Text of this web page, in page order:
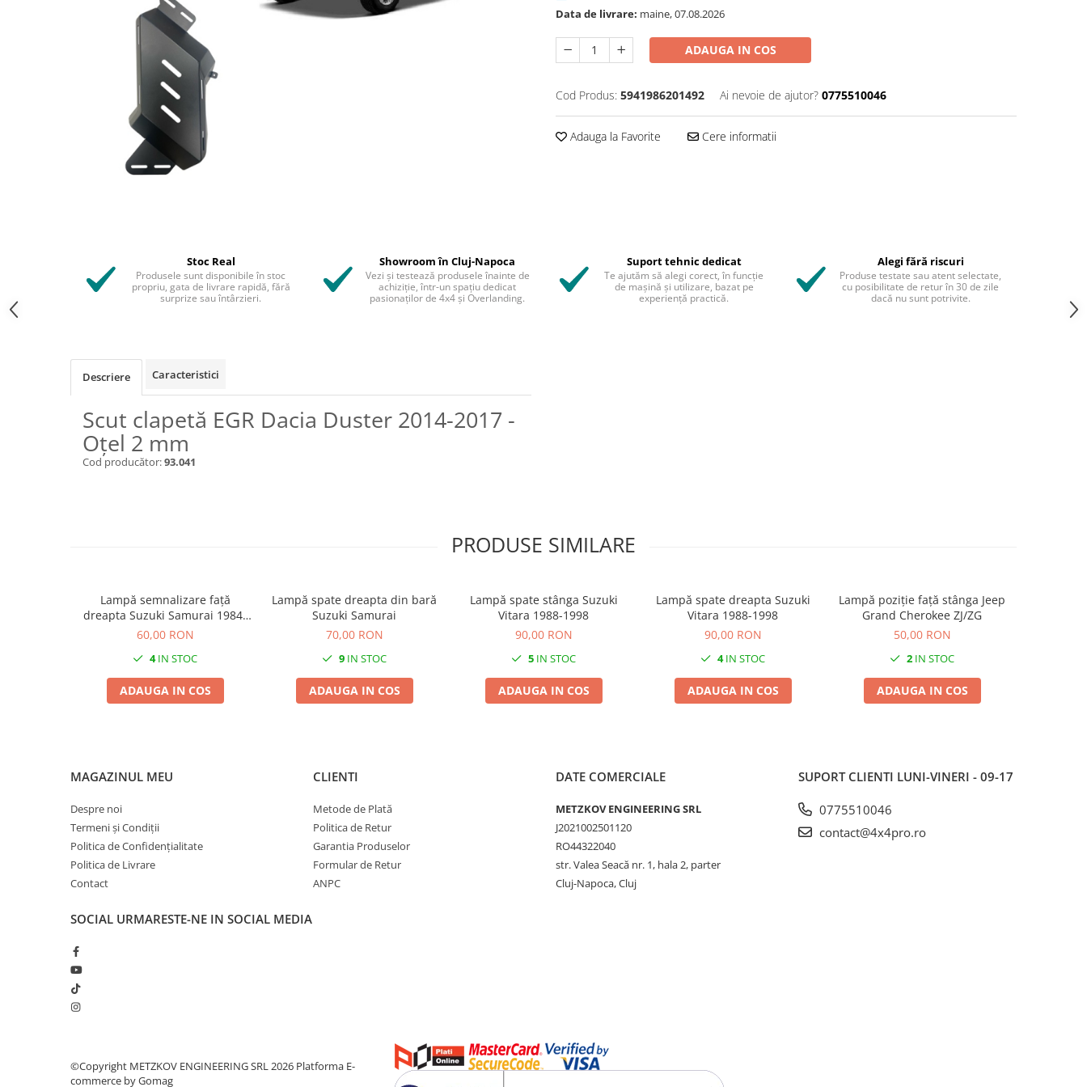
Data de livrare: maine, 07.08.2026
ADAUGA IN COS
Cod Produs: 5941986201492 Ai nevoie de ajutor? 0775510046
Adauga la Favorite Cere informatii
Stoc Real
Produsele sunt disponibile în stoc
propriu, gata de livrare rapidă, fără
surprize sau întârzieri.
Showroom în Cluj-Napoca
Vezi și testează produsele înainte de
achiziție, într-un spațiu dedicat
pasionaților de 4x4 și Overlanding.
Suport tehnic dedicat
Te ajutăm să alegi corect, în funcție
de mașină și utilizare, bazat pe
experiență practică.
Alegi fără riscuri
Produse testate sau atent selectate,
cu posibilitate de retur în 30 de zile
dacă nu sunt potrivite.
Descriere Caracteristici
Scut clapetă EGR Dacia Duster 2014-2017 -
Oțel 2 mm
Cod producător:93.041
PRODUSE SIMILARE
Lampă semnalizare față
dreapta Suzuki Samurai 1984-
1997
60,00 RON
4IN STOC
ADAUGA IN COS
Lampă spate dreapta din bară
Suzuki Samurai
70,00 RON
9 IN STOC
ADAUGA IN COS
Lampă spate stânga Suzuki
Vitara 1988-1998
90,00 RON
5 IN STOC
ADAUGA IN COS
Lampă spate dreapta Suzuki
Vitara 1988-1998
90,00 RON
4IN STOC
ADAUGA IN COS
Lampă poziție față stânga Jeep
Grand Cherokee ZJ/ZG
50,00 RON
2 IN STOC
ADAUGA IN COS
MAGAZINUL MEU
Despre noi
Termeni și Condiții
Politica de Confidențialitate
Politica de Livrare
Contact
CLIENTI
Metode de Plată
Politica de Retur
Garantia Produselor
Formular de Retur
ANPC
DATE COMERCIALE
METZKOV ENGINEERING SRL
J2021002501120
RO44322040
str. Valea Seacă nr. 1, hala 2, parter
Cluj-Napoca, Cluj
SUPORT CLIENTI LUNI-VINERI - 09-17
0775510046
contact@4x4pro.ro
SOCIAL URMARESTE-NE IN SOCIAL MEDIA
©Copyright METZKOV ENGINEERING SRL 2026 Platforma E-
commerce by Gomag